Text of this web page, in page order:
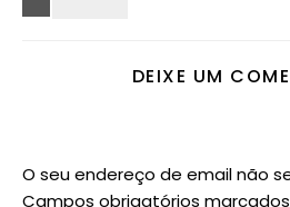
DEIXE UM
O seu endereço de email não
Campos obrigatórios